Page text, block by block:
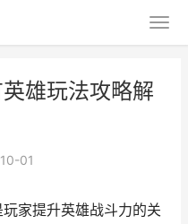
雄玩法攻略解
01
家提升英雄战斗力的关